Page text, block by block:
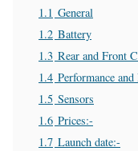
1.1 General
1.2 Battery
1.3 Rear and Front
1.4 Performance
1.5 Sensors
1.6 Prices:-
1.7 Launch date:-